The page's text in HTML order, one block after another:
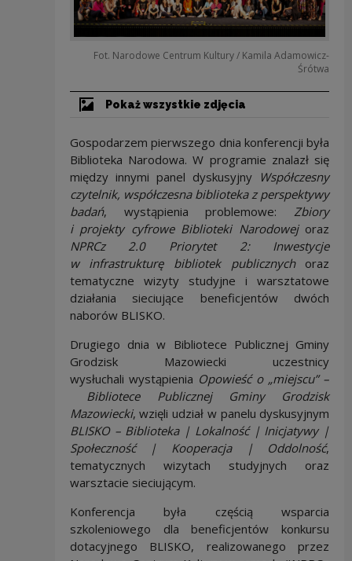
Fot. Narodowe Centrum Kultury / Kamila Adamowicz-
Śrótwa
Pokaż wszystkie zdjęcia
Gospodarzem pierwszego dnia konferencji była
Biblioteka Narodowa. W programie znalazł się
między innymi panel dyskusyjny Współczesny
czytelnik, współczesna biblioteka z perspektywy
badań, wystąpienia problemowe:Zbiory
i projekty cyfrowe Biblioteki Narodowejoraz
NPRCz 2.0 Priorytet 2: Inwestycje
w infrastrukturę bibliotek publicznychoraz
tematyczne wizyty studyjne i warsztatowe
działania sieciujące beneficjentów dwóch
naborów BLISKO.
Drugiego dnia w Bibliotece Publicznej Gminy
Grodzisk Mazowiecki uczestnicy
wysłuchali wystąpienia Opowieść o „miejscu” –
Bibliotece Publicznej Gminy Grodzisk
Mazowiecki, wzięli udział w panelu dyskusyjnym
BLISKO – Biblioteka | Lokalność | Inicjatywy |
Społeczność | Kooperacja | Oddolność,
tematycznych wizytach studyjnych oraz
warsztacie sieciującym.
Konferencja była częścią wsparcia
szkoleniowego dla beneficjentów konkursu
dotacyjnego BLISKO, realizowanego przez